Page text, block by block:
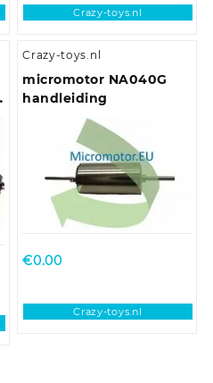
Crazy-toys.nl
Crazy-toys.nl
micromotor NA040G
handleiding
€0.00
Crazy-toys.nl